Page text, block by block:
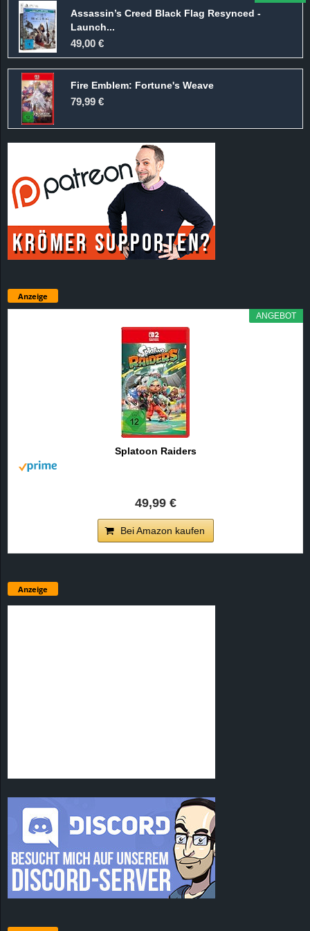
Assassin’s Creed Black Flag Resynced -
Launch...
49,00 €
Fire Emblem: Fortune's Weave
79,99 €
Anzeige
ANGEBOT
Splatoon Raiders
49,99 €
Bei Amazon kaufen
Anzeige